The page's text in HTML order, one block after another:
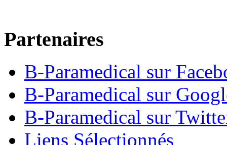
Partenaires
B-Paramedical sur
B-Paramedical sur
B-Paramedical sur
Liens Sélectionnés